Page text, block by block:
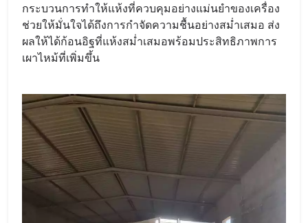
กระบวนการทำให้แห้งที่ควบคุมอย่างแม่นยำของเครื่อง
ช่วยให้มั่นใจได้ถึงการกำจัดความชื้นอย่างสม่ำเสมอ ส่ง
ผลให้ได้ก้อนอิฐที่แห้งสม่ำเสมอพร้อมประสิทธิภาพการ
เผาไหม้ที่เพิ่มขึ้น